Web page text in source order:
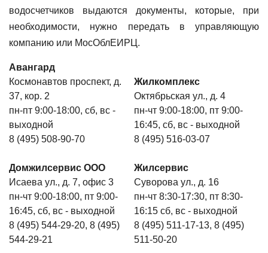
водосчетчиков выдаются документы, которые, при
необходимости, нужно передать в управляющую
компанию или МосОблЕИРЦ.
Авангард
Космонавтов проспект, д.
37, кор. 2
пн-пт 9:00-18:00, сб, вс -
выходной
8 (495) 508-90-70
Домжилсервис ООО
Исаева ул., д. 7, офис 3
пн-чт 9:00-18:00, пт 9:00-
16:45, сб, вс - выходной
8 (495) 544-29-20, 8 (495)
544-29-21
Жилкомплекс
Октябрьская ул., д. 4
пн-чт 9:00-18:00, пт 9:00-
16:45, сб, вс - выходной
8 (495) 516-03-07
Жилсервис
Суворова ул., д. 16
пн-чт 8:30-17:30, пт 8:30-
16:15 сб, вс - выходной
8 (495) 511-17-13, 8 (495)
511-50-20